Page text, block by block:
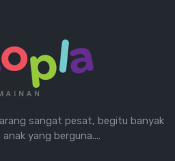
sangat pesat, begitu banyak
yang berguna....